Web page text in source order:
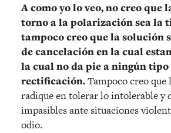
A como yo lo veo, no creo que
torno a la polarización sea la
tampoco creo que la solución
de cancelación en la cual
la cual no da pie a ningún
rectificación.Tampoco creo que
radique en tolerar lo intolerable y
impasibles ante situaciones
odio.